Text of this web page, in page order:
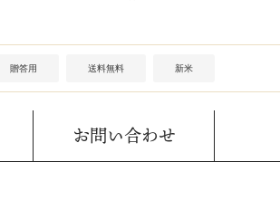
贈答用 送料無料 新米
お問い合わせ